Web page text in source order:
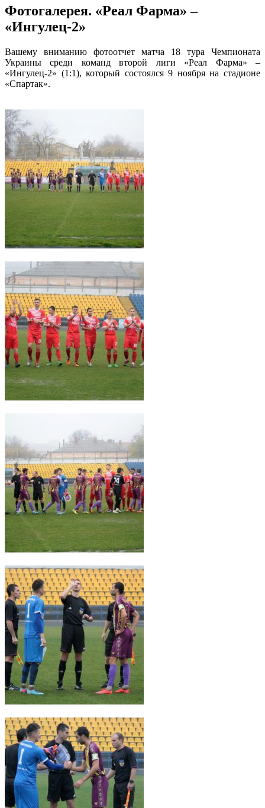
Фотогалерея. «Реал Фарма» –
«Ингулец-2»
Вашему вниманию фотоотчет матча 18 тура Чемпионата
Украины среди команд второй лиги «Реал Фарма» –
«Ингулец-2» (1:1), который состоялся 9 ноября на стадионе
«Спартак».